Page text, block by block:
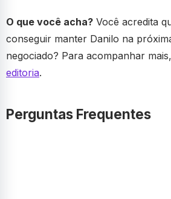
O que você acha? Você acredita
conseguir manter Danilo na
negociado? Para acompanhar mais,
editoria.
Perguntas Frequentes